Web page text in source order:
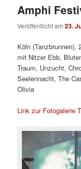
Amphi
Veröffentlicht am23.
Köln (Tanzbrunnen),
mit Nitzer Ebb,
Traum, Unzucht,
Seelennacht, The
Olivia
Link zur Fotogalerie